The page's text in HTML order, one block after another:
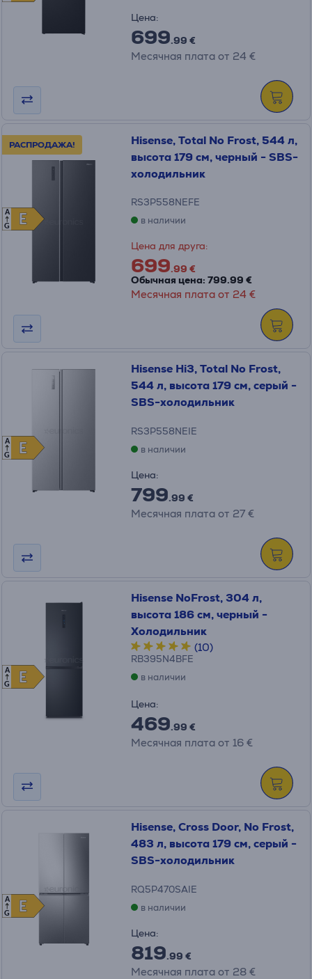
Цена:
699.99 €
Месячная плата от 24 €
РАСПРОДАЖА!
E
E
A
G
Hisense, Total No Frost, 544 л,
высота 179 см, черный - SBS-
холодильник
RS3P558NEFE
в наличии
Цена для друга:
699.99 €
Обычная цена: 799.99 €
Месячная плата от 24 €
E
E
A
G
Hisense Hi3, Total No Frost,
544 л, высота 179 см, серый -
SBS-холодильник
RS3P558NEIE
в наличии
Цена:
799.99 €
Месячная плата от 27 €
E
E
A
G
Hisense NoFrost, 304 л,
высота 186 см, черный -
Холодильник
(10)
RB395N4BFE
в наличии
Цена:
469.99 €
Месячная плата от 16 €
E
E
A
G
Hisense, Cross Door, No Frost,
483 л, высота 179 см, серый -
SBS-холодильник
RQ5P470SAIE
в наличии
Цена:
819.99 €
Месячная плата от 28 €